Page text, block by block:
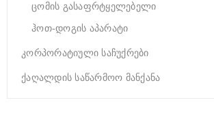
ცომის გასაფრტყელებელი
ჰოთ-დოგის აპარატი
კორპორატიული საჩუქრები
ქაღალდის საწარმოო მანქანა